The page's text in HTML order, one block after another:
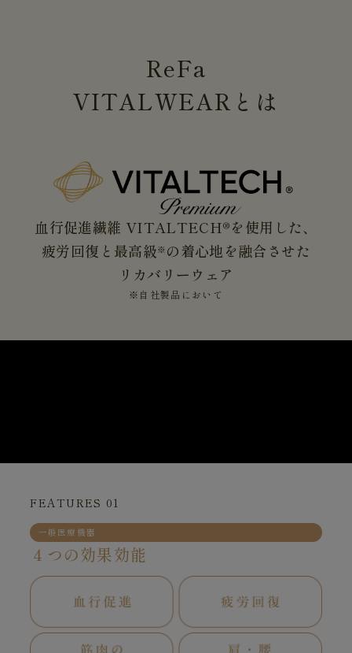
ReFa
VITALWEAR とは
血行促進繊維 VITALTECH®を使用した、
疲労回復と最高級※ の着心地を融合させた
リカバリーウェア
※自社製品において
FEATURES 01
一般医療機器
４つの効果効能